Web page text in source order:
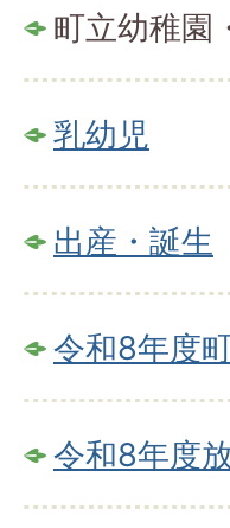
町立幼稚園
乳幼児
出産・誕生
令和8年度
令和8年度